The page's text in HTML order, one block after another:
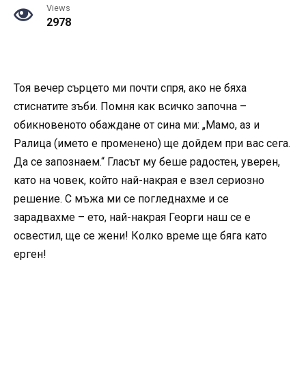
Views
2978
Тоя вечер сърцето ми почти спря, ако не бяха
стиснатите зъби. Помня как всичко започна –
обикновеното обаждане от сина ми: „Мамо, аз и
Ралица (името е променено) ще дойдем при вас сега.
Да се запознаем.“ Гласът му беше радостен, уверен,
като на човек, който най-накрая е взел сериозно
решение. С мъжа ми се погледнахме и се
зарадвахме – ето, най-накрая Георги наш се е
освестил, ще се жени! Колко време ще бяга като
ерген!